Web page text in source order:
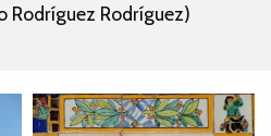
Rodríguez Rodríguez)